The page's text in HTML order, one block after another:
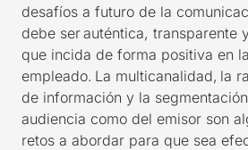
desafíos a futuro de la
debe ser auténtica, transparente
que incida de forma positiva en
empleado. La multicanalidad, la
de información y la
audiencia como del emisor son
retos a abordar para que sea